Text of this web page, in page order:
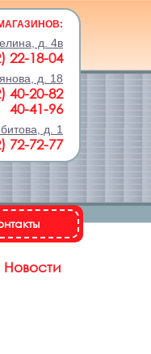
д. 4в
22-18-04
д. 18
40-20-82
40-41-96
д. 1
72-72-77
Новости